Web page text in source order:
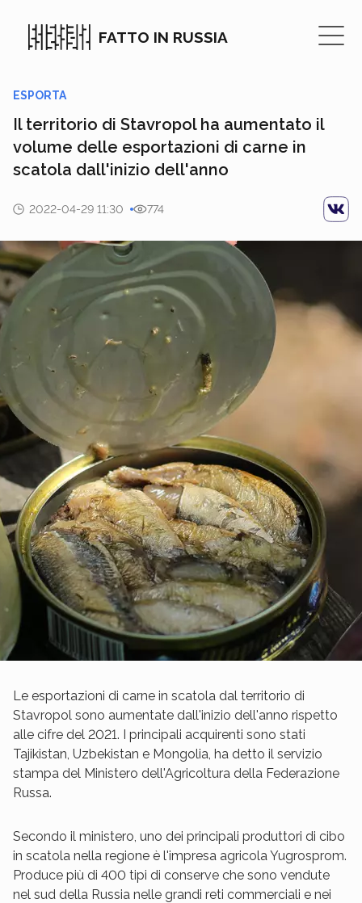
FATTO IN RUSSIA
ESPORTA
Il territorio di Stavropol ha aumentato il
volume delle esportazioni di carne in
scatola dall'inizio dell'anno
2022-04-29 11:30 774
Le esportazioni di carne in scatola dal territorio di
Stavropol sono aumentate dall'inizio dell'anno rispetto
alle cifre del 2021. I principali acquirenti sono stati
Tajikistan, Uzbekistan e Mongolia, ha detto il servizio
stampa del Ministero dell'Agricoltura della Federazione
Russa.
Secondo il ministero, uno dei principali produttori di cibo
in scatola nella regione è l'impresa agricola Yugrosprom.
Produce più di 400 tipi di conserve che sono vendute
nel sud della Russia nelle grandi reti commerciali e nei